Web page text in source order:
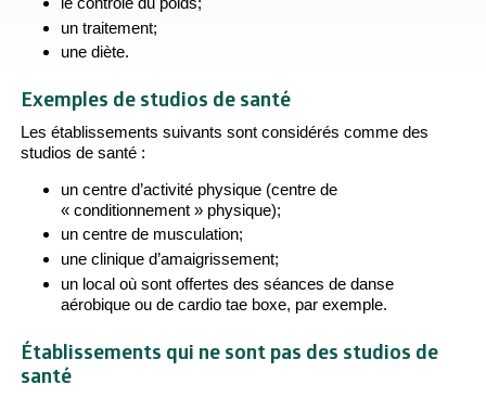
un traitement;
une diète.
Exemples de studios de santé
Les établissements suivants sont considérés comme des
studios de santé :
un centre d’activité physique (centre de
« conditionnement » physique);
un centre de musculation;
une clinique d’amaigrissement;
un local où sont offertes des séances de danse
aérobique ou de cardio tae boxe, par exemple.
Établissements qui ne sont pas des studios de
santé